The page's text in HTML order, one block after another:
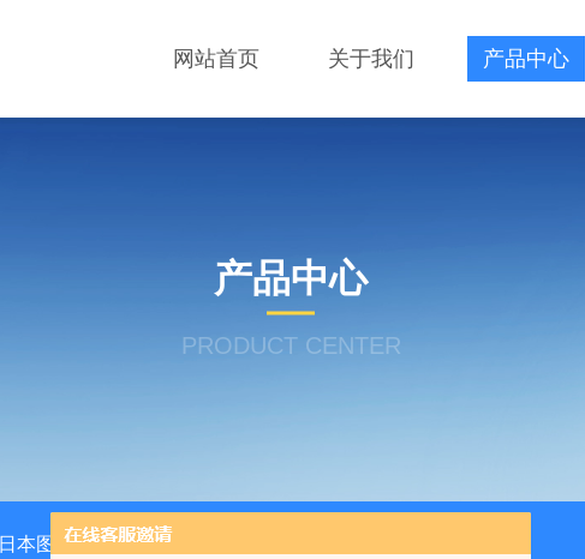
网站首页 关于我们 产品中心
产品中心
PRODUCT CENTER
日本图技GL240图技GL240存储记录仪/数据采集记录器 GL840-